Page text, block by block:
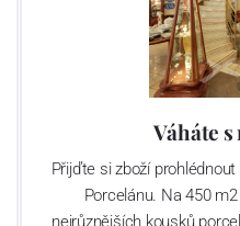
Váháte
Přijďte si zboží
Porcelánu. Na 450
nejrůznějších kousků